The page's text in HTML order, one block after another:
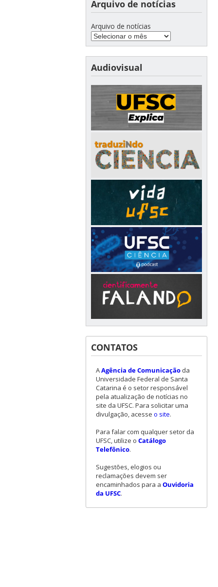
Arquivo de notícias
Arquivo de notícias
Audiovisual
CONTATOS
AAgência de Comunicaçãoda
Universidade Federal de Santa
Catarina é o setor responsável
pela atualização de notícias no
site da UFSC. Para solicitar uma
divulgação, acesse o site.
Para falar com qualquer setor da
UFSC, utilize o Catálogo
Telefônico.
Sugestões, elogios ou
reclamações devem ser
encaminhados para a Ouvidoria
da UFSC.